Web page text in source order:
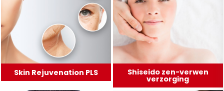
Skin Rejuvenation PLS Shiseido zen-verwen
verzorging